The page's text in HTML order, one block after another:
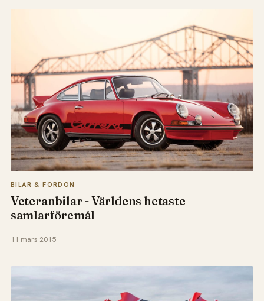
BILAR & FORDON
Veteranbilar - Världens hetaste
samlarföremål
11 mars 2015